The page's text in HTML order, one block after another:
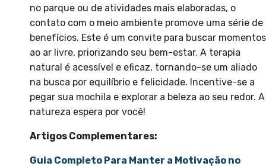
no parque ou de atividades mais elaboradas, o
contato com o meio ambiente promove uma série de
benefícios. Este é um convite para buscar momentos
ao ar livre, priorizando seu bem-estar. A terapia
natural é acessível e eficaz, tornando-se um aliado
na busca por equilíbrio e felicidade. Incentive-se a
pegar sua mochila e explorar a beleza ao seu redor. A
natureza espera por você!
Artigos Complementares:
Guia Completo Para Manter a Motivação no